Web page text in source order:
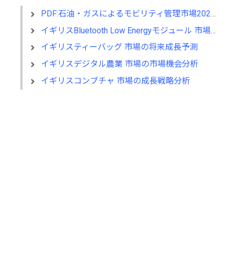
PDF:石油・ガスによるモビリティ管理市場2025年の新興技術、機会、そして2033
イギリスBluetooth Low Energyモジュール 市場の産業構造分析
イギリスティーバッグ 市場の将来成長予測
イギリスデジタル農業 市場の市場機会分析
イギリスコンブチャ 市場の成長戦略分析